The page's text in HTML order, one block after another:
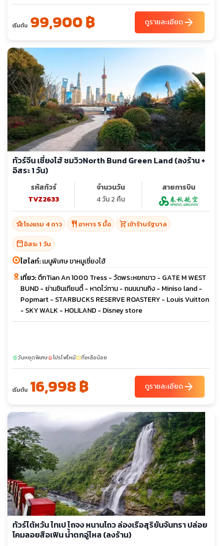
เริ่มต้น 99,900 ฿ ดูรายละเอียดarrow_forward
ทัวร์จีน เซี่ยงไฮ้ ชมวิวNorth Bund Green Land (ลงร้าน +
อิสระ 1 วัน)
รหัสทัวร์
TVZ2633
จำนวนวัน
4 วัน 2 คืน
สายการบิน
hotel_classโรงแรม 4 ดาว restaurant อาหาร 5 มื้อ shopping_cartเข้าร้านรัฐบาล
calendar_todayอิสระ 1 วัน
ไฮไลท์:เมนูพิเศษ ขาหมูเซี่ยงไฮ้
เที่ยว:ตึกTian An 1000 Tress - วัดพระหยกขาว - GATE M WEST
BUND - ย่านซินเทียนตี้ - หาดไว่ทาน - ถนนนานกิง - Miniso land -
Popmart - STARBUCKS RESERVE ROASTERY - Louis Vuitton
- SKY WALK - HOLILAND - Disney store
sunnyวันหยุดพิเศษlocal_fire_departmentโปรไฟไหม้confirmation_numberที่เหลือน้อย
เริ่มต้น 16,998 ฿ ดูรายละเอียดarrow_forward
ทัวร์ไต้หวัน ไทเป ไถจง หนานโถว ล่องเรือสุริยันจันทรา ปล่อย
โคมลอยสือเฟิน น้ำตกอู่ไหล (ลงร้าน)